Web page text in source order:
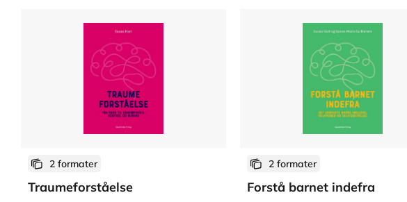
2 formater
Traumeforståelse
2 formater
Forstå barnet indefra